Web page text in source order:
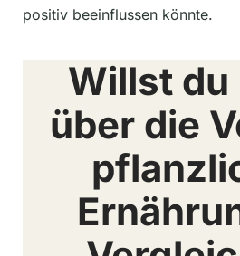
positiv beeinflussen könnte.
Willst du
über die